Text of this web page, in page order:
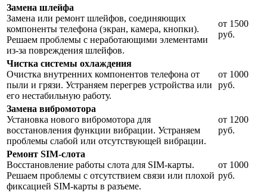
Замена шлейфа
Замена или ремонт шлейфов, соединяющих
компоненты телефона (экран, камера, кнопки).
Решаем проблемы с неработающими элементами
из-за повреждения шлейфов.
от 1500
руб.
Чистка системы охлаждения
Очистка внутренних компонентов телефона от
пыли и грязи. Устраняем перегрев устройства или
его нестабильную работу.
от 1000
руб.
Замена вибромотора
Установка нового вибромотора для
восстановления функции вибрации. Устраняем
проблемы слабой или отсутствующей вибрации.
от 1200
руб.
Ремонт SIM-слота
Восстановление работы слота для SIM-карты.
Решаем проблемы с отсутствием связи или плохой
фиксацией SIM-карты в разъеме.
от 1000
руб.